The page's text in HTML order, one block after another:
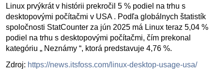
Linux prvýkrát v histórii prekročil 5 % podiel na trhu s
desktopovými počítačmi v USA . Podľa globálnych štatistík
spoločnosti StatCounter za jún 2025 má Linux teraz 5,04 %
podiel na trhu s desktopovými počítačmi, čím prekonal
kategóriu „ Neznámy “, ktorá predstavuje 4,76 %.
Zdroj: https://news.itsfoss.com/linux-desktop-usage-usa/